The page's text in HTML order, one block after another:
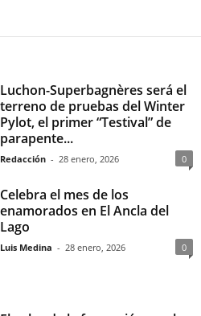
Luchon-Superbagnères será el
terreno de pruebas del Winter
Pylot, el primer “Testival” de
parapente...
Redacción - 28 enero, 2026 0
Celebra el mes de los
enamorados en El Ancla del
Lago
Luis Medina - 28 enero, 2026 0